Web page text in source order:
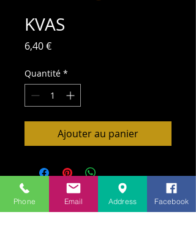
KVAS
6,40 €Prix
Quantité *
Ajouter au panier
Phone Email Address Facebook